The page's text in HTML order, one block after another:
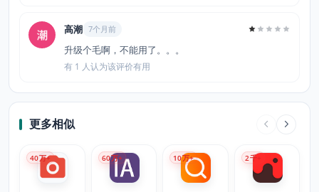
高潮 7个月前
升级个毛啊，不能用了。。。
有 1 人认为该评价有用
更多相似
40万+ 60万+ 10万+ 2千+